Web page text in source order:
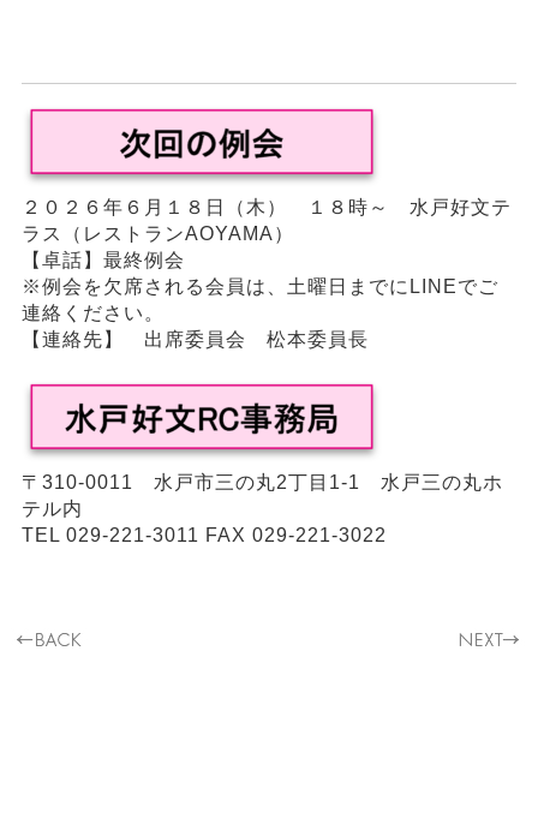
２０２６年６月１８日（木） １８時～ 水戸好文テ
ラス（レストランAOYAMA）
【卓話】最終例会
※例会を欠席される会員は、土曜日までにLINEでご
連絡ください。
【連絡先】 出席委員会 松本委員長
〒310-0011 水戸市三の丸2丁目1-1 水戸三の丸ホ
テル内
TEL 029-221-3011 FAX 029-221-3022